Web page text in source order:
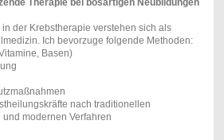
der Krebstherapie verstehen sich als
Ich bevorzuge folgende Methoden:
Basen)
nach traditionellen
modernen Verfahren